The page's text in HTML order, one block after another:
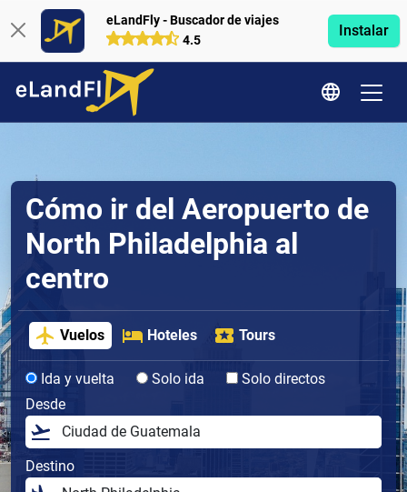
eLandFly - Buscador de viajes
4.5
Instalar
Cómo ir del Aeropuerto de
North Philadelphia al
centro
Vuelos Hoteles Tours
Ida y vuelta Solo ida
Solo directos
Desde
Destino